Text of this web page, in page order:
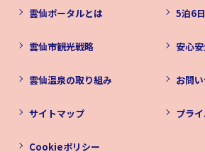
雲仙ポータルとは
雲仙市観光戦略
雲仙温泉の取り組み
5泊6
安心
お問
サイトマップ プラ
Cookieポリシー